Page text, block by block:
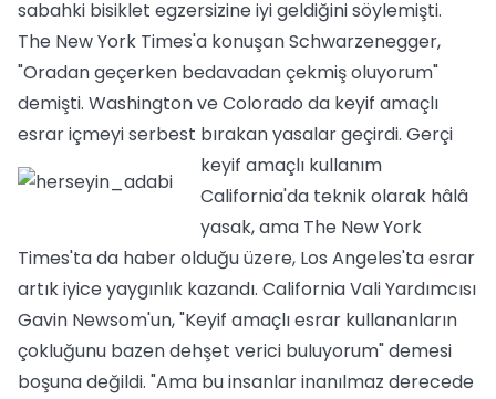
sabahki bisiklet egzersizine iyi geldiğini söylemişti.
The New York Times'a konuşan Schwarzenegger,
"Oradan geçerken bedavadan çekmiş oluyorum"
demişti. Washington ve Colorado da keyif amaçlı
esrar içmeyi serbest bırakan yasalar geçirdi. Gerçi
keyif amaçlı kullanım
California'da teknik olarak hâlâ
yasak, ama The New York
Times'ta da haber olduğu üzere, Los Angeles'ta esrar
artık iyice yaygınlık kazandı. California Vali Yardımcısı
Gavin Newsom'un, "Keyif amaçlı esrar kullananların
çokluğunu bazen dehşet verici buluyorum" demesi
boşuna değildi. "Ama bu insanlar inanılmaz derecede